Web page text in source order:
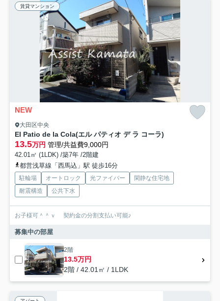
賃貸マンション
NEW
大田区中央
EI Patio de la Cola(エル パティオ デ ラ コーラ)
13.5万円 管理/共益費9,000円
42.01㎡ (1LDK) /築7年 /2階建
都営浅草線「西馬込」駅 徒歩16分
駐輪場 オートロック 光ファイバー
閑静な住宅地
耐震構造
公共下水
お子様可＾＾ｖ 契約金の分割支払い可能♪
募集中の部屋
2階
13.5万円
2階 / 42.01㎡ / 1LDK